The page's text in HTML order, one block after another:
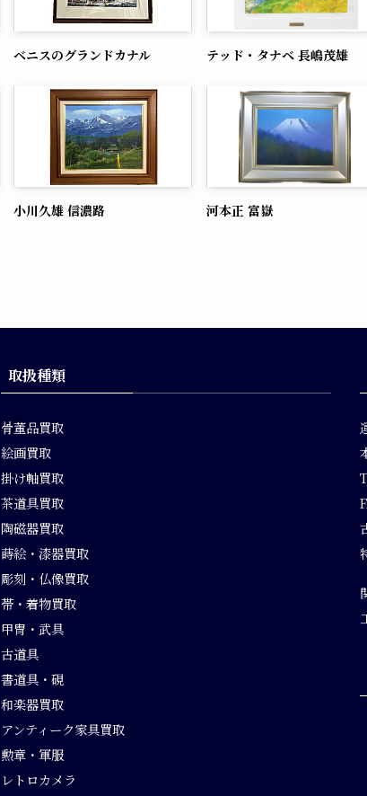
ベニスのグランドカナル テッド・タナベ 長嶋茂雄
小川久雄 信濃路 河本正 富嶽
取扱種類
骨董品買取
絵画買取
掛け軸買取
茶道具買取
陶磁器買取
蒔絵・漆器買取
彫刻・仏像買取
帯・着物買取
甲冑・武具
古道具
書道具・硯
和楽器買取
アンティーク家具買取
勲章・軍服
レトロカメラ